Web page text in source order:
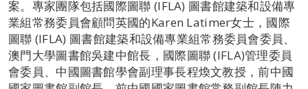
案。專家團隊包括國際圖聯 (IFLA) 圖書館建築和設備專
業組常務委員會顧問英國的Karen Latimer女士，國際
圖聯 (IFLA) 圖書館建築和設備專業組常務委員會委員、
澳門大學圖書館吳建中館長，國際圖聯 (IFLA)管理委員
會委員、中國圖書館學會副理事長程煥文教授，前中國